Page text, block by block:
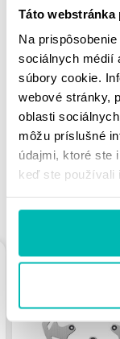
Táto
Na
sociálnych médií
súbory cookie.
webové stránky,
oblasti
môžu príslušné
údajmi, ktoré ste
keď ste používali
-35%